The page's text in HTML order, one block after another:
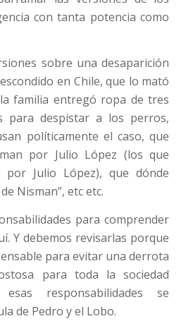
con tanta potencia como
sobre una desaparición
en Chile, que lo mató
familia entregó ropa de tres
para despistar a los perros,
políticamente el caso, que
por Julio López (los que
por Julio López), que dónde
Nisman”, etc etc.
para comprender
Y debemos revisarlas porque
para evitar una derrota
para toda la sociedad
responsabilidades se
de Pedro y el Lobo.